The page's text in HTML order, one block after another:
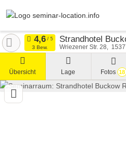
Strandhotel
Wriezener Str. 28
3 Bew.
Übersicht Lage Fotos 18